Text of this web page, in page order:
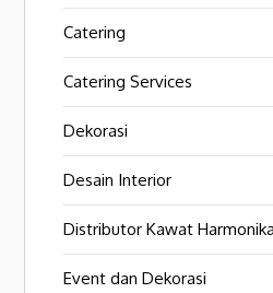
Catering
Catering Services
Dekorasi
Desain Interior
Distributor Kawat Harmonika
Event dan Dekorasi